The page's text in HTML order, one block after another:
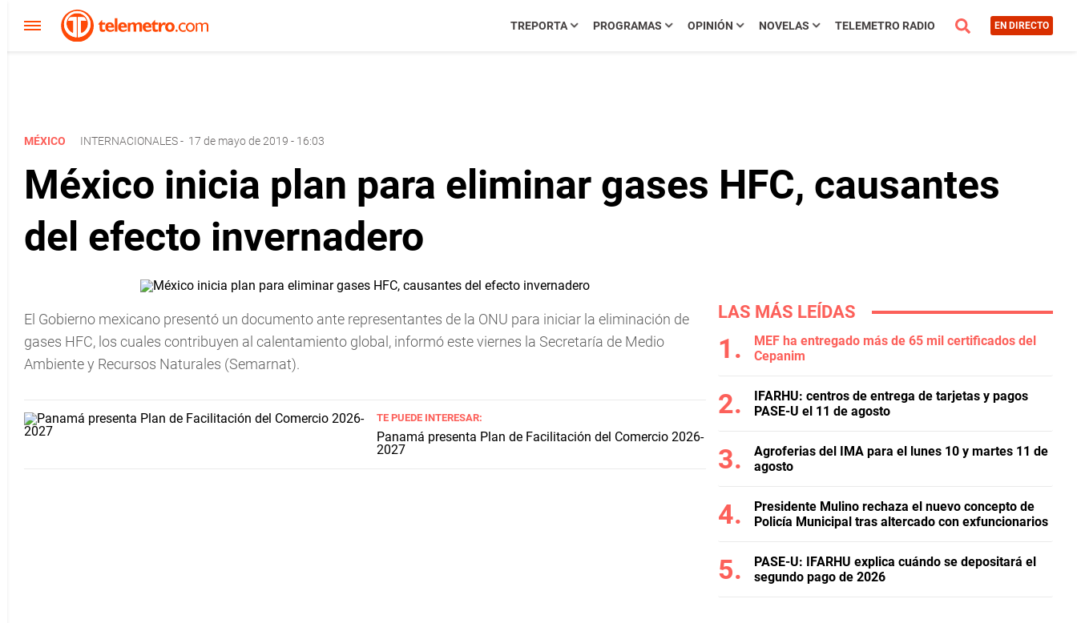
TREPORTA PROGRAMAS OPINIÓN NOVELAS TELEMETRO RADIO EN DIRECTO
MÉXICO INTERNACIONALES- 17 de mayo de 2019 - 16:03
México inicia plan para eliminar gases HFC, causantes
del efecto invernadero
El Gobierno mexicano presentó un documento ante representantes de la ONU para iniciar la eliminación de
gases HFC, los cuales contribuyen al calentamiento global, informó este viernes la Secretaría de Medio
Ambiente y Recursos Naturales (Semarnat).
TE PUEDE INTERESAR:
Panamá presenta Plan de Facilitación del Comercio 2026-
2027
LAS MÁS LEÍDAS
MEF ha entregado más de 65 mil certificados del
Cepanim
IFARHU: centros de entrega de tarjetas y pagos
PASE-U el 11 de agosto
Agroferias del IMA para el lunes 10 y martes 11 de
agosto
Presidente Mulino rechaza el nuevo concepto de
Policía Municipal tras altercado con exfuncionarios
PASE-U: IFARHU explica cuándo se depositará el
segundo pago de 2026